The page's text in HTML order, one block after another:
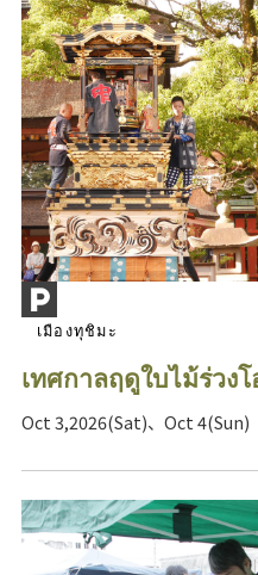
เมืองทุชิมะ
เทศกาลฤดูใบไม้ร่วง
Oct 3,2026(Sat)、Oct 4(Sun)